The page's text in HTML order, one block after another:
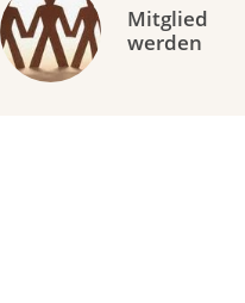
Mitglied
werden